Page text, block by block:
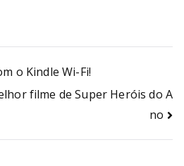
o Kindle Wi-Fi!
filme de Super Heróis do A
no